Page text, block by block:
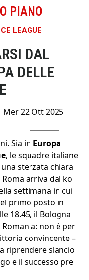
PIANO
LEAGUE
DAL
DELLE
Mer 22 Ott 2025
Sia in Europa
, le squadre italiane
sterzata chiara
arriva dal ko
settimana in cui
primo posto in
18.45, il Bologna
non è per
convincente –
riprendere slancio
e il successo pre